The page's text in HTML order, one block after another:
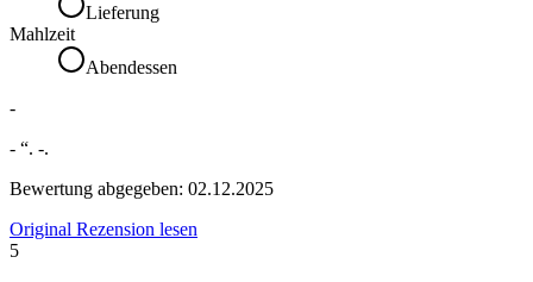
Lieferung
Mahlzeit
Abendessen
-
- “. -.
Bewertung abgegeben: 02.12.2025
Original Rezension lesen
5